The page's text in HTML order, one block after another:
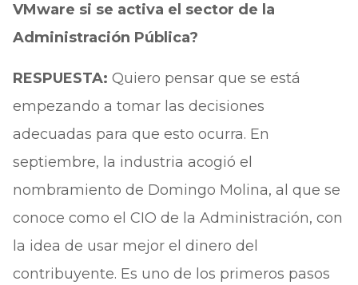
VMware si se activa el sector de la
Administración Pública?
RESPUESTA: Quiero pensar que se está
empezando a tomar las decisiones
adecuadas para que esto ocurra. En
septiembre, la industria acogió el
nombramiento de Domingo Molina, al que se
conoce como el CIO de la Administración, con
la idea de usar mejor el dinero del
contribuyente. Es uno de los primeros pasos